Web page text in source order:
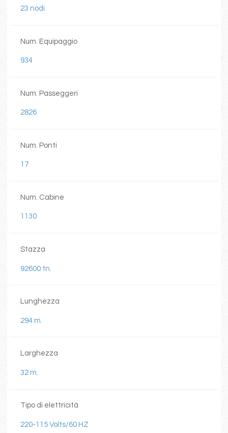
23 nodi
Num. Equipaggio
934
Num. Passeggeri
2826
Num. Ponti
17
Num. Cabine
1130
Stazza
92600 tn.
Lunghezza
294 m.
Larghezza
32 m.
Tipo di elettricità
220-115 Volts/60 HZ